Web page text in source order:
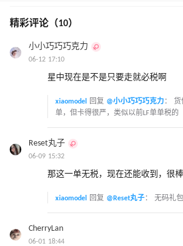
精彩评论（10）
小小巧巧巧克力
06-12 17:10
星中现在是不是只要走就必税啊
xiaomodel 回复 @小小巧巧巧克力 ： 货
单，但卡得很严，类似以前LF单单税的
Reset丸子
06-09 15:32
那这一单无税，现在还能收到，很棒
xiaomodel 回复 @Reset丸子： 无码礼
CherryLan
06-01 18:44